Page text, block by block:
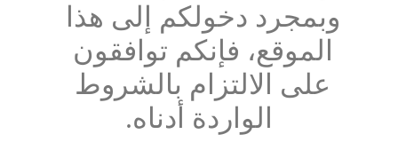
وبمجرد دخولكم إلى هذا
الموقع، فإنكم توافقون
على الالتزام بالشروط
الواردة أدناه.